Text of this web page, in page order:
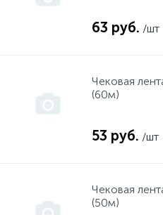
63 руб. /шт
Чековая
(60м)
53 руб. /шт
Чековая
(50м)
набор инструмента
насосы "Жардано"